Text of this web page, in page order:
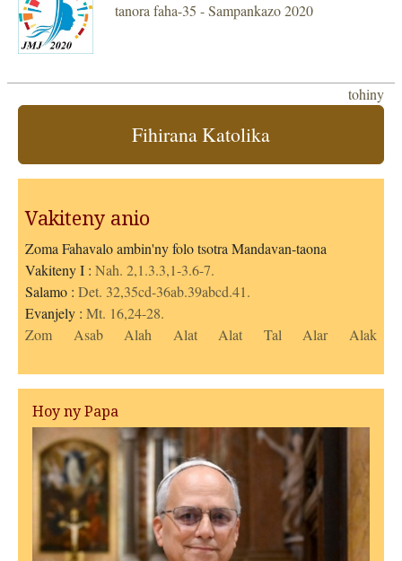
tanora faha-35 - Sampankazo 2020
tohiny
Fihirana Katolika
Vakiteny anio
Zoma Fahavalo ambin'ny folo tsotra Mandavan-taona
Vakiteny I : Nah. 2,1.3.3,1-3.6-7.
Salamo : Det. 32,35cd-36ab.39abcd.41.
Evanjely : Mt. 16,24-28.
Zom
Asab Alah Alat Alat Tal Alar Alak
Hoy ny Papa